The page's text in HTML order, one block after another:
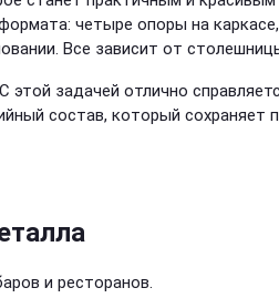
четыре опоры на
Все зависит от
задачей отлично
состав, который сохраняет
и ресторанов.